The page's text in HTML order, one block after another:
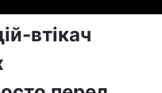
втікач